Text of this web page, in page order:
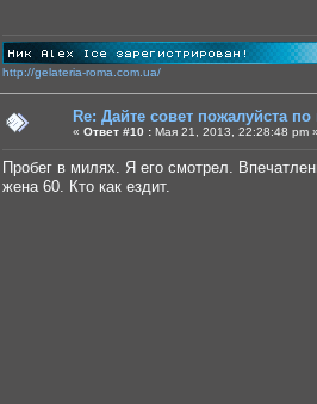
http://gelateria-roma.com.ua/
Re: Дайте совет пожалуйста
« Ответ #10 : Мая 21, 2013, 22:28:48 pm
Пробег в милях. Я его смотрел.
жена 60. Кто как ездит.